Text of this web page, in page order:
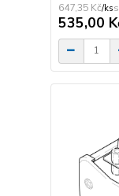
647,35 Kč/ks
535,00